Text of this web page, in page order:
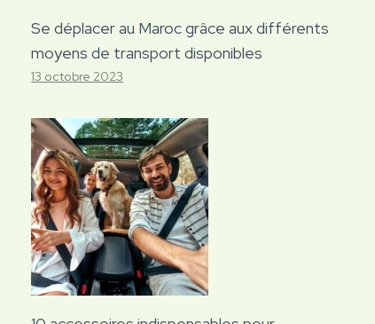
Se déplacer au Maroc grâce aux différents
moyens de transport disponibles
13 octobre 2023